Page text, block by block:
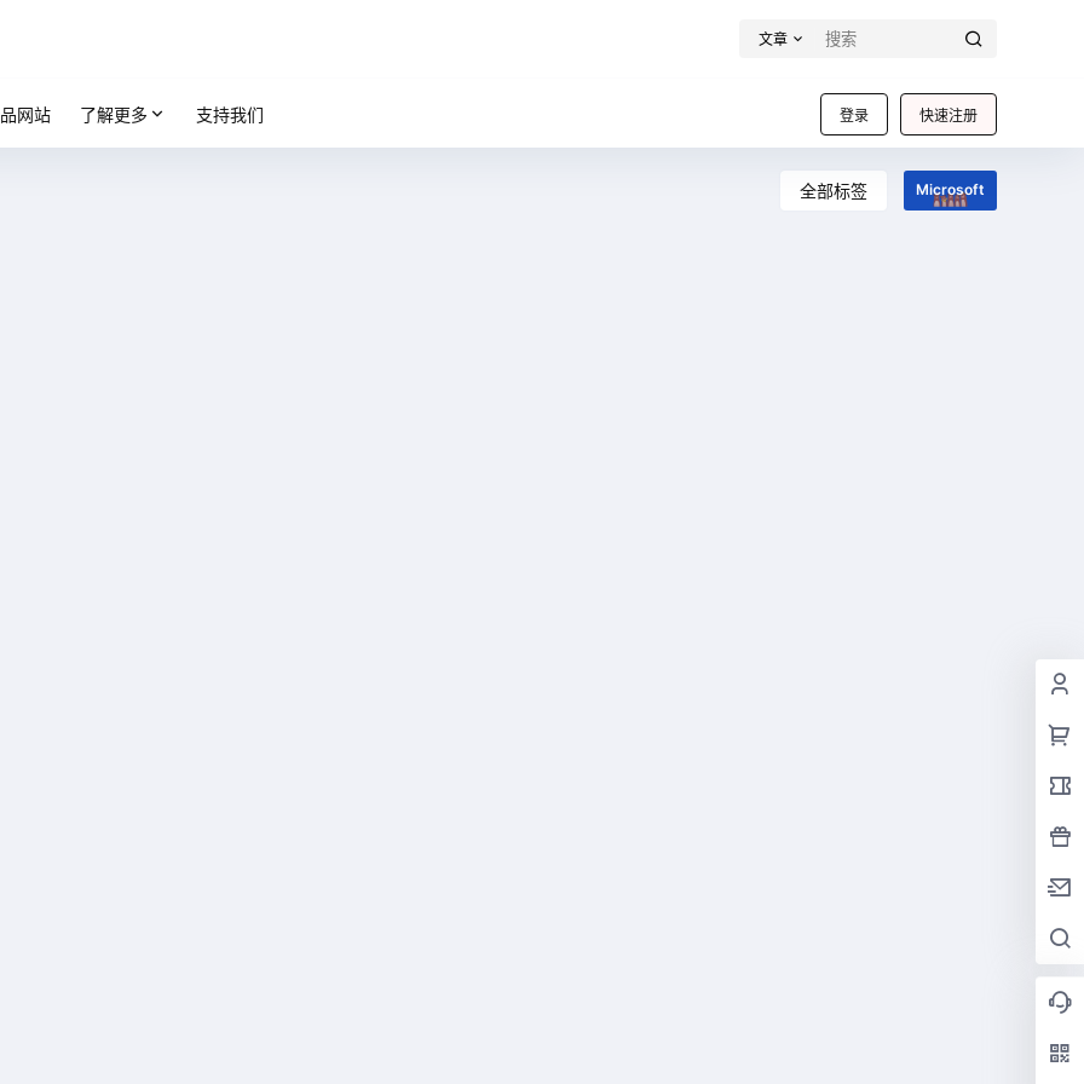
文章
登录 快速注册
网站 了解更多 支持我们
全部标签 Microsoft